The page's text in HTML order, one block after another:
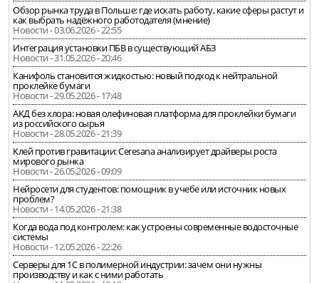
Обзор рынка труда в Польше: где искать работу, какие сферы растут и
как выбрать надёжного работодателя (мнение)
Новости - 03.06.2026 - 22:55
Интеграция установки ПБВ в существующий АБЗ
Новости - 31.05.2026 - 20:46
Канифоль становится жидкостью: новый подход к нейтральной
проклейке бумаги
Новости - 29.05.2026 - 17:48
АКД без хлора: новая олефиновая платформа для проклейки бумаги
из российского сырья
Новости - 28.05.2026 - 21:39
Клей против гравитации: Ceresana анализирует драйверы роста
мирового рынка
Новости - 26.05.2026 - 09:09
Нейросети для студентов: помощник в учебе или источник новых
проблем?
Новости - 14.05.2026 - 21:38
Когда вода под контролем: как устроены современные водосточные
системы
Новости - 12.05.2026 - 22:26
Серверы для 1С в полимерной индустрии: зачем они нужны
производству и как с ними работать